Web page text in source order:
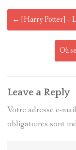
Post
navigation
← [Harry Potter] –
Où
Leave a Reply
Votre adresse e-
obligatoires sont